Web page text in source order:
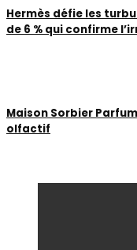
Hermès défie les
de 6 % qui confirme
Maison Sorbier
olfactif